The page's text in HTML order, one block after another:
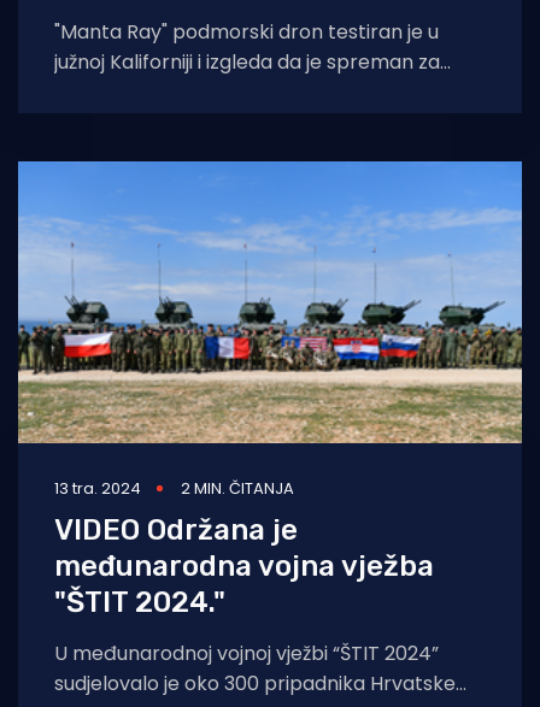
"Manta Ray" podmorski dron testiran je u
južnoj Kaliforniji i izgleda da je spreman za
13 tra. 2024 2 MIN. ČITANJA
VIDEO Održana je
međunarodna vojna vježba
"ŠTIT 2024."
U međunarodnoj vojnoj vježbi “ŠTIT 2024”
sudjelovalo je oko 300 pripadnika Hrvatske